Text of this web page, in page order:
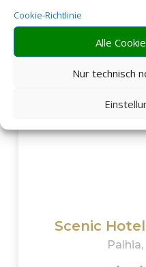
Cookie-Richtlinie
Alle
Nur technisch
Scenic